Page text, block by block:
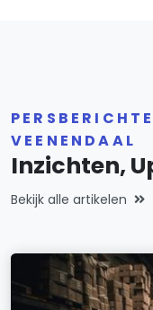
VEENENDAAL
Inzichten,
Bekijk alle artikelen